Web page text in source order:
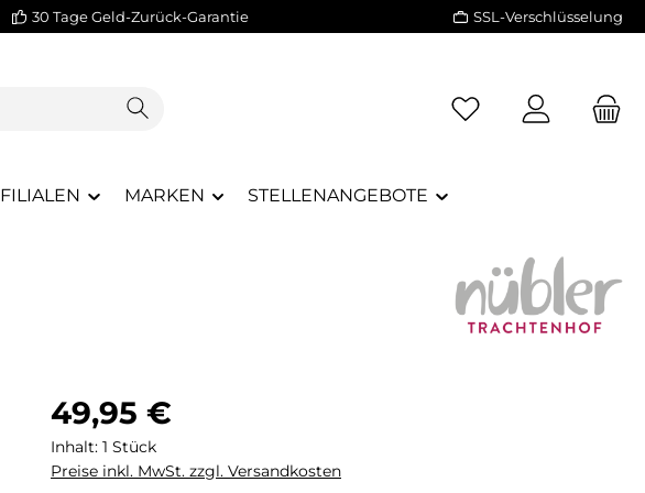
30 Tage Geld-Zurück-Garantie SSL-Verschlüsselung
FILIALEN MARKEN STELLENANGEBOTE
Regulärer Preis:
49,95 €
Inhalt: 1 Stück
Preise inkl. MwSt. zzgl. Versandkosten